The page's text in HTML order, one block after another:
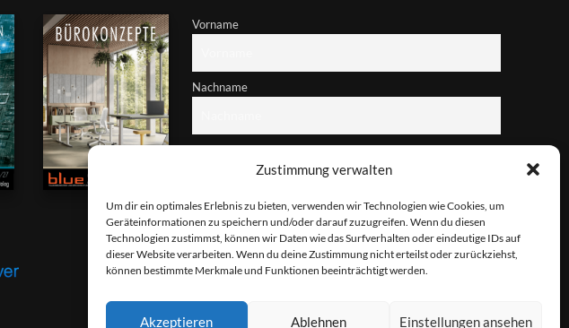
Zustimmung verwalten
Um dir ein optimales Erlebnis zu bieten, verwenden wir Technologien wie Cookies, um
Geräteinformationen zu speichern und/oder darauf zuzugreifen. Wenn du diesen
Technologien zustimmst, können wir Daten wie das Surfverhalten oder eindeutige IDs auf
dieser Website verarbeiten. Wenn du deine Zustimmung nicht erteilst oder zurückziehst,
können bestimmte Merkmale und Funktionen beeinträchtigt werden.
Akzeptieren Ablehnen Einstellungen ansehen
Vorname
Nachname
E-Mail-Adresse
Hiermit akzeptiere ich die Datenschutzbestimmungen